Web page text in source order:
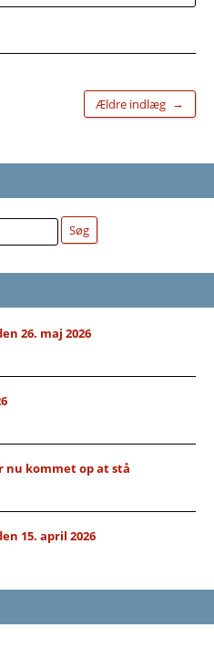
Ældre indlæg →
Søg
26. maj 2026
kommet op at stå
15. april 2026